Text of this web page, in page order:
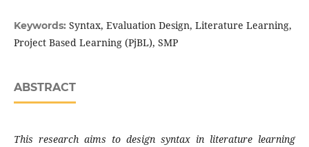
Keywords: Syntax, Evaluation Design, Literature Learning,
Project Based Learning (PjBL), SMP
ABSTRACT
This research aims to design syntax in literature learning